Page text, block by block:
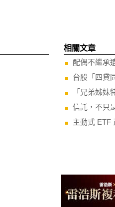
相關文章
配偶不繼承
台股「四貸
「兄弟姊
信託，不只
主動式 ETF